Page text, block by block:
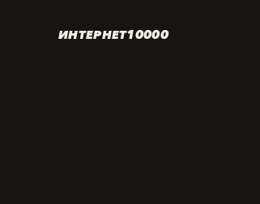
ИНТЕРНЕТ10000